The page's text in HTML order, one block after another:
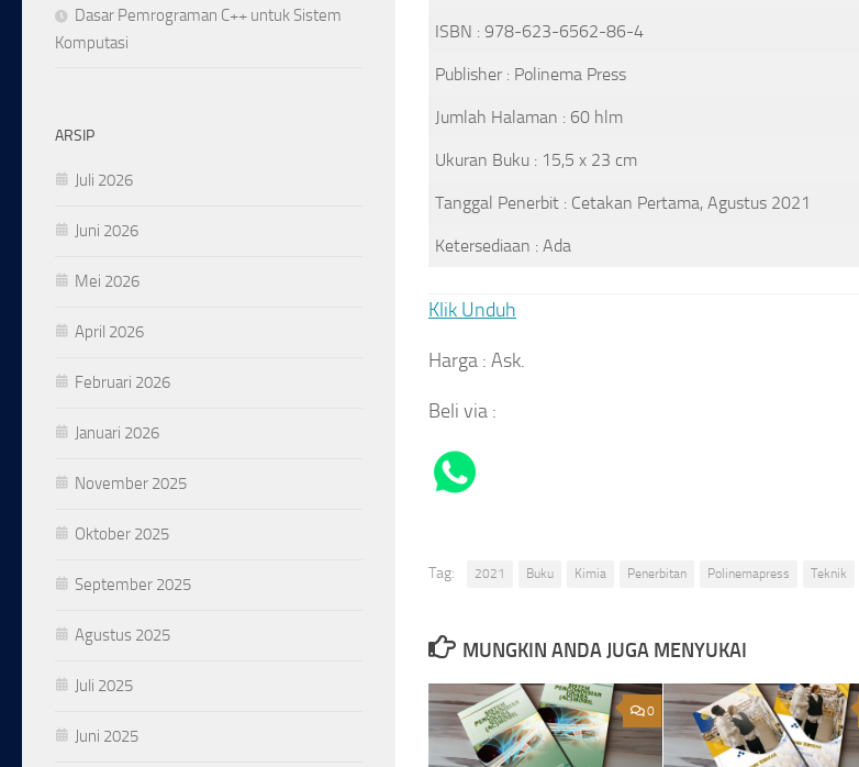
ISBN : 978-623-6562-86-4
Publisher : Polinema Press
Jumlah Halaman : 60 hlm
Ukuran Buku : 15,5 x 23 cm
Tanggal Penerbit : Cetakan Pertama, Agustus 2021
Ketersediaan : Ada
Klik Unduh
Harga : Ask.
Beli via :
Tag: 2021 Buku Kimia Penerbitan Polinemapress Teknik
MUNGKIN ANDA JUGA MENYUKAI
0
Dasar Pemrograman C++ untuk Sistem
Komputasi
ARSIP
Juli 2026
Juni 2026
Mei 2026
April 2026
Februari 2026
Januari 2026
November 2025
Oktober 2025
September 2025
Agustus 2025
Juli 2025
Juni 2025